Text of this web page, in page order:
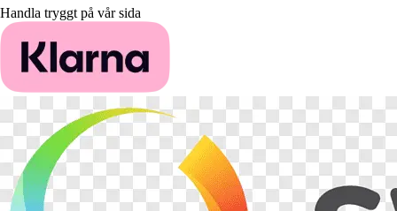
Handla tryggt på vår sida